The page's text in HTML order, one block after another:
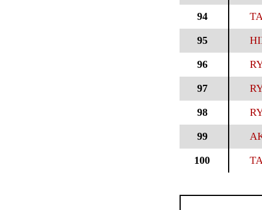
94
95
96
97
98
99
100